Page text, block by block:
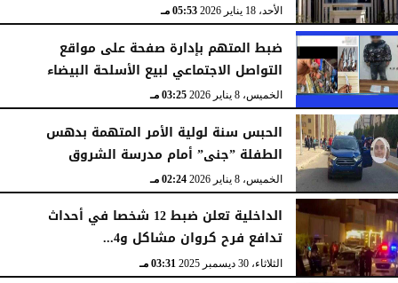
الأحد، 18 يناير 2026 05:53 مـ
ضبط المتهم بإدارة صفحة على مواقع
التواصل الاجتماعي لبيع الأسلحة البيضاء
الخميس، 8 يناير 2026 03:25 مـ
الحبس سنة لولية الأمر المتهمة بدهس
الطفلة ”جنى” أمام مدرسة الشروق
الخميس، 8 يناير 2026 02:24 مـ
الداخلية تعلن ضبط 12 شخصا في أحداث
تدافع فرح كروان مشاكل و4...
الثلاثاء، 30 ديسمبر 2025 03:31 مـ